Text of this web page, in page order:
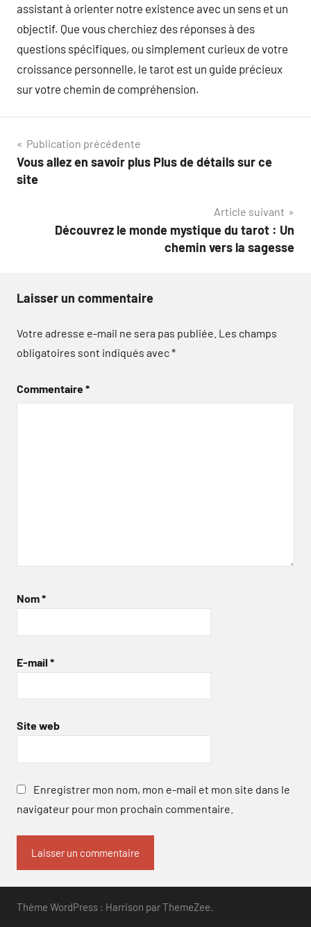
assistant à orienter notre existence avec un sens et un
objectif. Que vous cherchiez des réponses à des
questions spécifiques, ou simplement curieux de votre
croissance personnelle, le tarot est un guide précieux
sur votre chemin de compréhension.
Navigation
de
Publication précédente
Vous allez en savoir plus Plus de détails sur ce
site
Article suivant
Découvrez le monde mystique du tarot : Un
chemin vers la sagesse
Laisser un commentaire
Votre adresse e-mail ne sera pas publiée. Les champs
obligatoires sont indiqués avec*
Commentaire*
Nom*
E-mail *
Site web
Enregistrer mon nom, mon e-mail et mon site dans le
navigateur pour mon prochain commentaire.
Thème WordPress : Harrison par ThemeZee.